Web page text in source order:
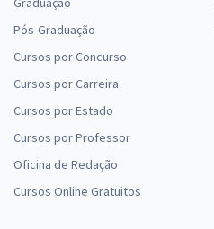
Pós-Graduação
Cursos por Concurso
Cursos por Carreira
Cursos por Estado
Cursos por Professor
Oficina de Redação
Cursos Online Gratuitos